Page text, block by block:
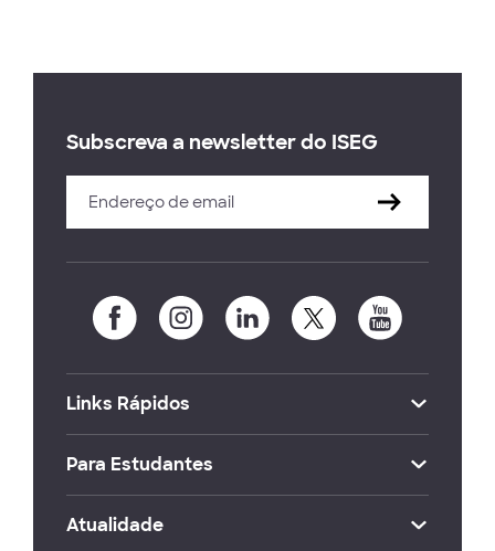
Subscreva a newsletter do ISEG
Links Rápidos
Para Estudantes
Atualidade